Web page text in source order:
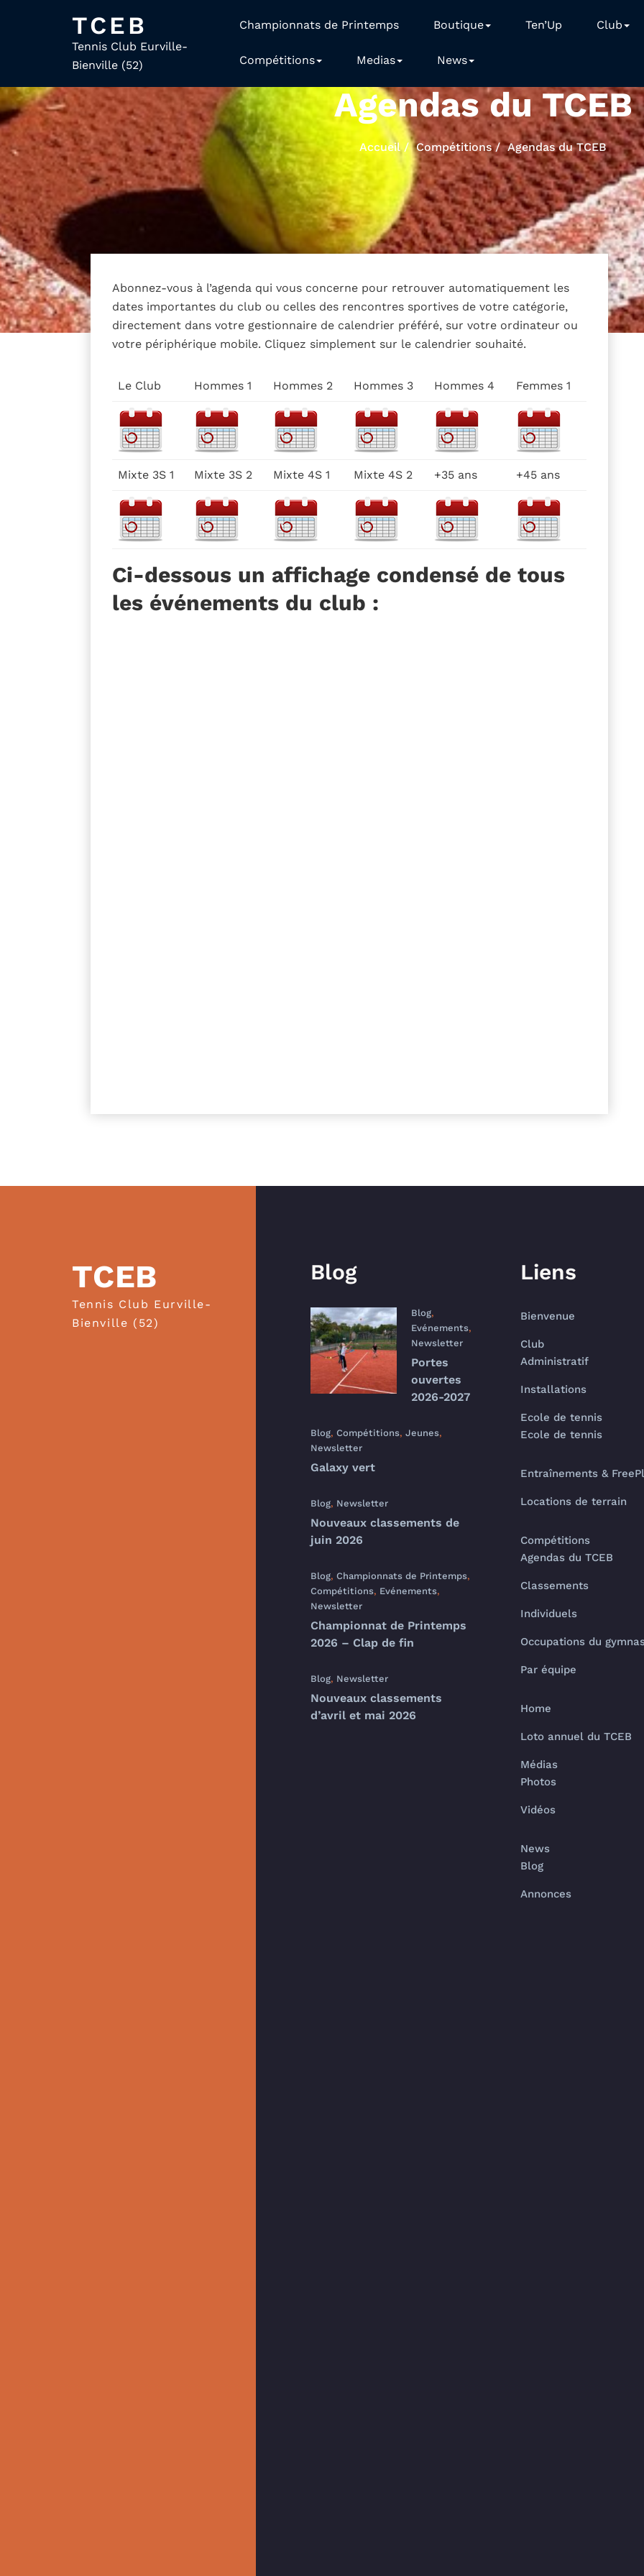
TCEB
Tennis Club Eurville-
Bienville (52)
Championnats de Printemps Boutique Ten’Up Club
Compétitions Medias News
Agendas du TCEB
Accueil Compétitions Agendas du TCEB
Abonnez-vous à l’agenda qui vous concerne pour retrouver automatiquement les
dates importantes du club ou celles des rencontres sportives de votre catégorie,
directement dans votre gestionnaire de calendrier préféré, sur votre ordinateur ou
votre périphérique mobile. Cliquez simplement sur le calendrier souhaité.
Le Club Hommes 1 Hommes 2 Hommes 3 Hommes 4 Femmes 1
Mixte 3S 1 Mixte 3S 2 Mixte 4S 1 Mixte 4S 2 +35 ans +45 ans
Ci-dessous un affichage condensé de tous
les événements du club :
TCEB
Tennis Club Eurville-
Bienville (52)
Blog
Blog,
Evénements,
Newsletter
Portes
ouvertes
2026-2027
Blog, Compétitions, Jeunes,
Newsletter
Galaxy vert
Blog, Newsletter
Nouveaux classements de
juin 2026
Blog, Championnats de Printemps,
Compétitions, Evénements,
Newsletter
Championnat de Printemps
2026 – Clap de fin
Blog, Newsletter
Nouveaux classements
d’avril et mai 2026
Liens
Bienvenue
Club
Administratif
Installations
Ecole de tennis
Ecole de tennis
Entraînements &
Locations de terrain
Compétitions
Agendas du TCEB
Classements
Individuels
Occupations du
Par équipe
Home
Loto annuel du TCEB
Médias
Photos
Vidéos
News
Blog
Annonces